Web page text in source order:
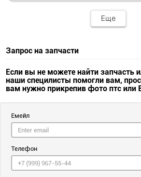
Еще
Запрос на запчасти
Если вы не можете найти запчасть
наши специлисты помогли вам,
вам нужно прикрепив фото птс или
Емейл
Телефон